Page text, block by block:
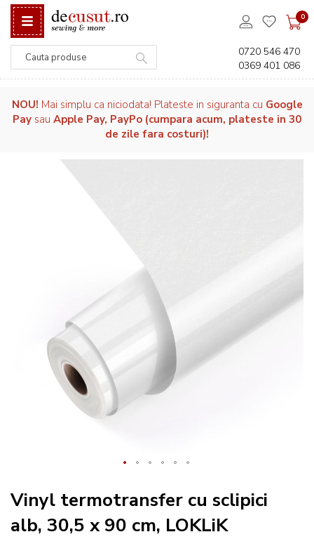
0
0720 546 470
0369 401 086
NOU! Mai simplu ca niciodata! Plateste in siguranta cu Google
Pay sau Apple Pay, PayPo (cumpara acum, plateste in 30
de zile fara costuri)!
Vinyl termotransfer cu sclipici
alb, 30,5 x 90 cm, LOKLiK